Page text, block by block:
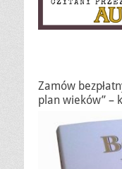
Zamów
plan wieków” –